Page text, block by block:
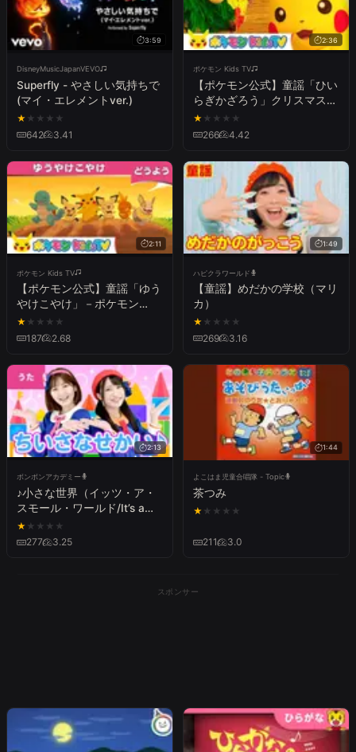
3:59
DisneyMusicJapanVEVO
Superfly - やさしい気持ちで
(マイ・エレメントver.)
★ ★ ★ ★ ★
642 3.41
2:36
ポケモン Kids TV
【ポケモン公式】童謡「ひい
らぎかざろう」クリスマス－
ポケモン Kids TV【こどもの
うた】
★ ★ ★ ★ ★
266 4.42
2:11
ポケモン Kids TV
【ポケモン公式】童謡「ゆう
やけこやけ」－ポケモン
Kids TV【こどものうた】
★ ★ ★ ★ ★
187 2.68
1:49
ハピクラワールド
【童謡】めだかの学校（マリ
カ）
★ ★ ★ ★ ★
269 3.16
2:13
ボンボンアカデミー
♪小さな世界（イッツ・ア・
スモール・ワールド/It’s a
Small World）
★ ★ ★ ★ ★
277 3.25
1:44
よこはま児童合唱隊 - Topic
茶つみ
★ ★ ★ ★ ★
211 3.0
スポンサー